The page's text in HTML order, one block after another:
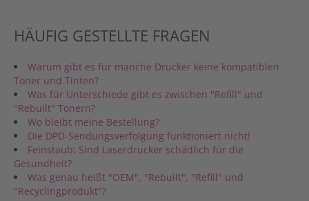
HÄUFIG GESTELLTE FRAGEN
Warum gibt es für manche Drucker keine kompatiblen
Toner und Tinten?
Was für Unterschiede gibt es zwischen "Refill" und
"Rebuilt" Tonern?
Wo bleibt meine Bestellung?
Die DPD-Sendungsverfolgung funktioniert nicht!
Feinstaub: Sind Laserdrucker schädlich für die
Gesundheit?
Was genau heißt "OEM", "Rebuilt", "Refill" und
"Recyclingprodukt"?